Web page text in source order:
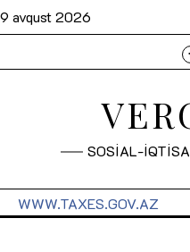
9 avqust 2026
SOSİAL-
WWW.TAXES.GOV.AZ